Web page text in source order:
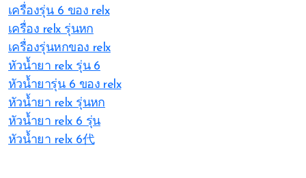
เครื่องรุ่น 6 ของ relx
เครื่อง relx รุ่นหก
เครื่องรุ่นหกของ relx
หัวน้ำยา relx รุ่น 6
หัวน้ำยารุ่น 6 ของ relx
หัวน้ำยา relx รุ่นหก
หัวน้ำยา relx 6 รุ่น
หัวน้ำยา relx 6代